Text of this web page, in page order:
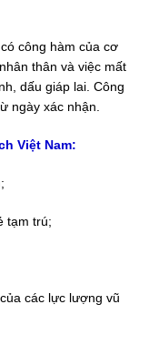
công hàm của cơ
thân và việc mất
dấu giáp lai. Công
ngày xác nhận.
Việt Nam:
tạm trú;
các lực lượng vũ